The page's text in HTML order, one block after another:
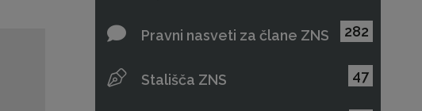
Pravni nasveti za člane ZNS 282
Stališča ZNS 47